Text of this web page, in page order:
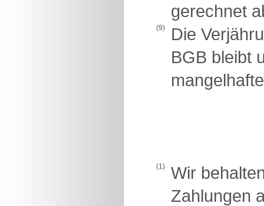
gerechnet
(9)
Die
BGB bleibt
(1)
Wir
Zahlungen